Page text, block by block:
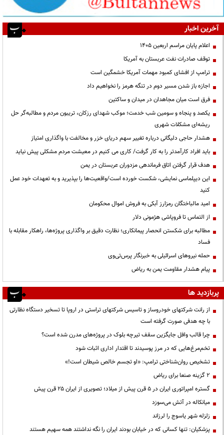
آخرین اخبار
اعلام پایان مراسم اربعین ۱۴۰۵
توقف صادرات نفت عربستان به آمریکا
ترامپ از افشای کمبود مهمات آمریکا خشمگین است
اجازه باز شدن مسیر دوم در تنگه هرمز را نخواهیم داد
فرق است میان مجاهدان در میدان و ساکتین
یکصد و پنجاه و سومین شب خدمت؛ موکب شهدای رزکان، تریبون مردم و مطالبه‌گر حل
ریشه‌ای مشکلات شهری
هشدار حاجی دلیگانی درباره تغییر سهم دریای خزر و مخالفت با واگذاری امتیاز
باید افراد کارآمدتر را به کار گرفت/ کاری می کنیم در معیشت مردم مشکلی پیش نیاید
هدف قرار گرفتن اتاق‌ فرماندهی مزدوران عربستان در یمن
این دیپلماسی نمایشی، شکست خورده است/واقعیت‌ها را بپذیرید و به تعهدات خود عمل
کنید
امید مالباختگان رمزارز آبکی به فروش اموال محکومان
از التماس تا فروپاشی هژمونی دلار
مطالبه برای شکستن انحصار پیمانکاری؛ نظارت دقیق بر واگذاری پروژه‌ها، راهکار مقابله با
فساد
حمله نیروهای اسرائیلی به خبرنگار پرس‌تی‌وی
پیام هشدار مقاومت یمن به ریاض
پربازدید ها
از رانت‌ شرکتهای خودروساز و تاسیس شرکتهای تراستی در اروپا تا تسخیر دستگاه نظارتی
با چه هدفی صورت گرفته است
چرا قالب وافل جایگزین سقف تیرچه بلوک در پروژه‌های مدرن شده است؟
تخم‌مرغ‌هایی که در مرز پوسیدند تا اقتدار اداری اثبات شود
تشخیص روان‌شناختی ترامپ: «او تجسم خالص شیطان است!»
۲ گزینه صنعا برای ریاض
گستره امپراتوری ایران در ۵ قرن پیش از میلاد؛ تصویری از ایران ۲۵ قرن پیش
میانکاله در آتش می‌سوزد
زلزله شهر یاسوج را لرزاند
پزشکیان: تنها کسانی که در خیابان بودند ایران را نگه نداشتند همه سهیم هستند